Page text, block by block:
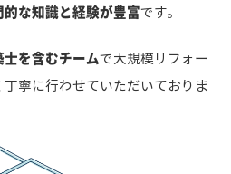
的な知識と経験が豊富です。
を含むチームで大規模リフォー
寧に行わせていただいておりま